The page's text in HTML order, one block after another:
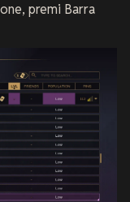
premi Barra